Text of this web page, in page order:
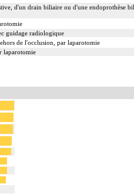
d'un drain biliaire ou d'une endoprothèse
guidage radiologique
de l'occlusion, par laparotomie
laparotomie